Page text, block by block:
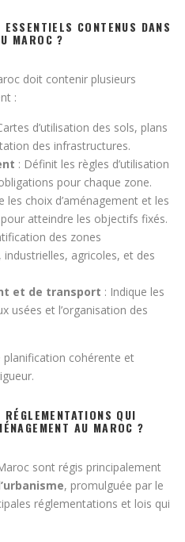
CONTENUS DANS
MAROC ?
doit contenir plusieurs
:
d’utilisation des sols, plans
des infrastructures.
: Définit les règles d’utilisation
pour chaque zone.
les choix d’aménagement et les
atteindre les objectifs fixés.
des zones
agricoles, et des
et de transport : Indique les
usées et l’organisation des
planification cohérente et
QUI
AU MAROC ?
sont régis principalement
, promulguée par le
réglementations et lois qui